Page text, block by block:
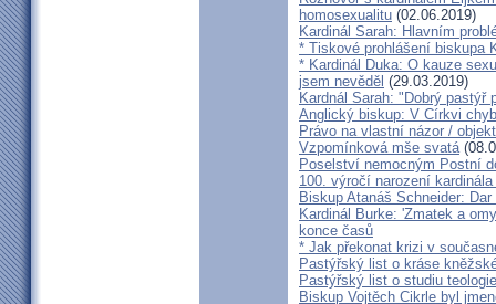
homosexualitu (02.06.2019)
Kardinál Sarah: Hlavním
* Tiskové prohlášení biskupa
* Kardinál Duka: O kauze
jsem nevěděl (29.03.2019)
Kardnál Sarah: "Dobrý
Anglický biskup: V Církvi
Právo na vlastní názor /
Vzpomínková mše svatá
Poselství nemocným Postní
100. výročí narození
Biskup Atanáš Schneider:
Kardinál Burke: 'Zmatek a
konce časů
* Jak překonat krizi v
Pastýřský list o kráse
Pastýřský list o studiu teologie
Biskup Vojtěch Cikrle byl